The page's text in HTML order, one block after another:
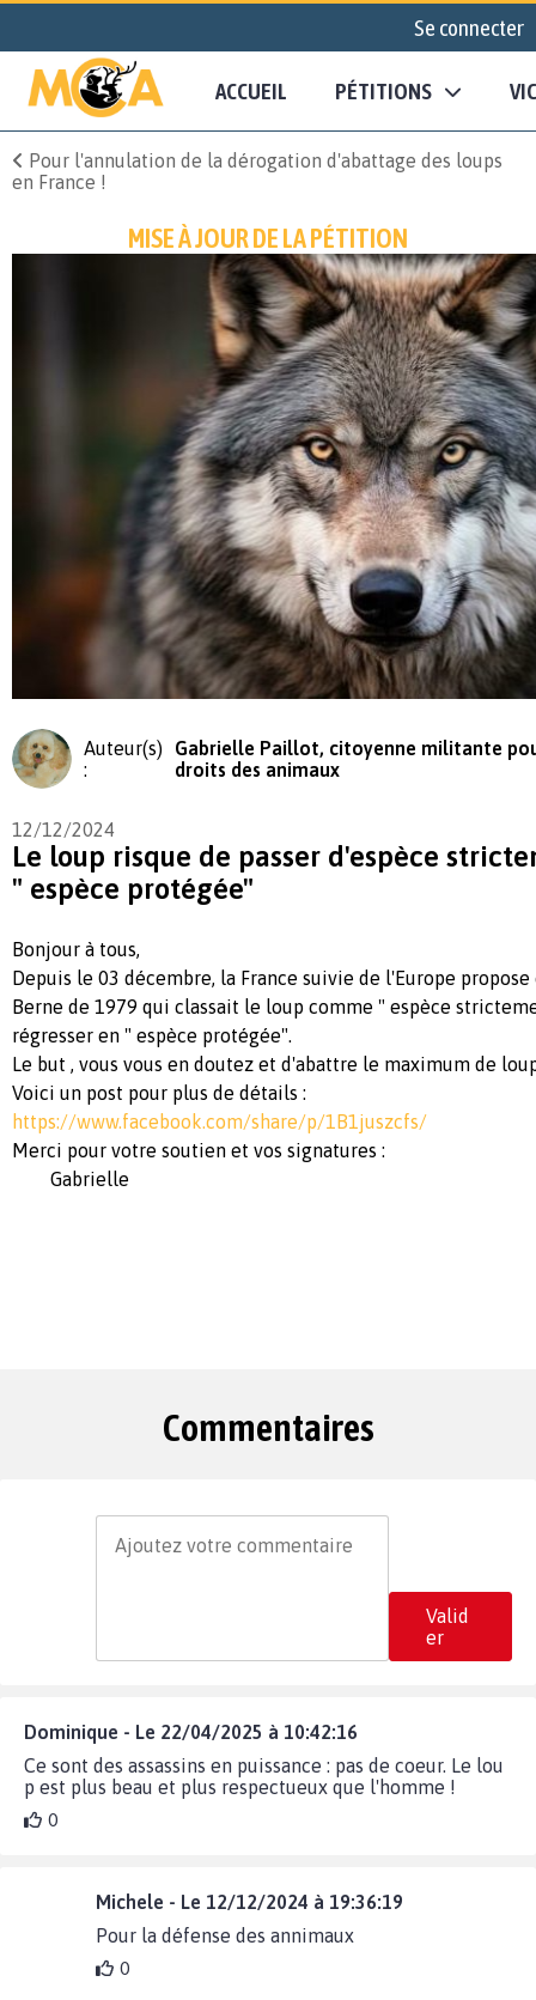
Se connecter
ACCUEIL PÉTITIONS
Pour l'annulation de la dérogation d'abattage des loups
en France !
MISE À JOUR DE LA PÉTITION
Auteur(s)
:
Gabrielle Paillot, citoyenne militante
droits des animaux
12/12/2024
Le loup risque de passer d'espèce
" espèce protégée"
Bonjour à tous,
Depuis le 03 décembre, la France suivie de l'Europe
Berne de 1979 qui classait le loup comme " espèce
régresser en " espèce protégée".
Le but , vous vous en doutez et d'abattre le maximum de
Voici un post pour plus de détails :
https://www.facebook.com/share/p/1B1juszcfs/
Merci pour votre soutien et vos signatures :
Gabrielle
Commentaires
Valid
er
Dominique - Le 22/04/2025 à 10:42:16
Ce sont des assassins en puissance : pas de coeur. Le lou
p est plus beau et plus respectueux que l'homme !
0
Michele - Le 12/12/2024 à 19:36:19
Pour la défense des annimaux
0